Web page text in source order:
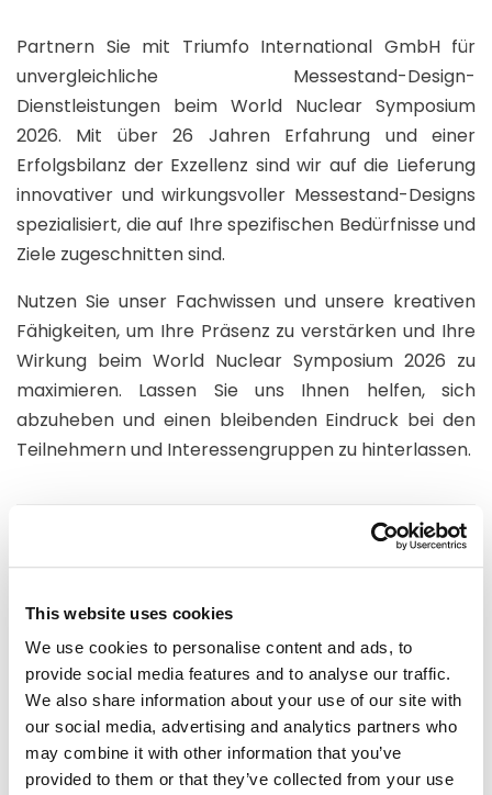
This website uses cookies
We use cookies to personalise content and ads, to
provide social media features and to analyse our traffic.
We also share information about your use of our site with
our social media, advertising and analytics partners who
may combine it with other information that you’ve
provided to them or that they’ve collected from your use
Partnern Sie mit Triumfo International GmbH für
unvergleichliche Messestand-Design-
Dienstleistungen beim World Nuclear Symposium
2026. Mit über 26 Jahren Erfahrung und einer
Erfolgsbilanz der Exzellenz sind wir auf die Lieferung
innovativer und wirkungsvoller Messestand-Designs
spezialisiert, die auf Ihre spezifischen Bedürfnisse und
Ziele zugeschnitten sind.
Nutzen Sie unser Fachwissen und unsere kreativen
Fähigkeiten, um Ihre Präsenz zu verstärken und Ihre
Wirkung beim World Nuclear Symposium 2026 zu
maximieren. Lassen Sie uns Ihnen helfen, sich
abzuheben und einen bleibenden Eindruck bei den
Teilnehmern und Interessengruppen zu hinterlassen.
Unsere Ausstellungsstand-
Arbeiten beim World Nuclear
Symposium 2025